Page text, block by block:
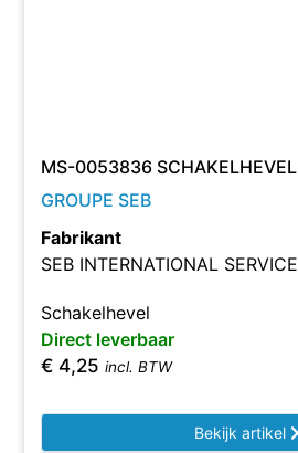
MS-0053836 SCHAKELHEVEL
GROUPE SEB
Fabrikant
SEB INTERNATIONAL SERVICE
Schakelhevel
Direct leverbaar
€ 4,25 incl. BTW
Bekijk artikel